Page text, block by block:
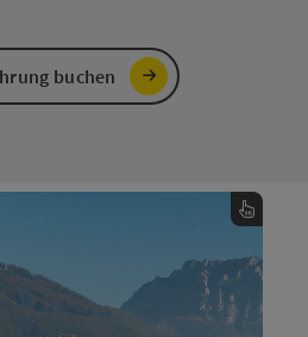
buchen
| Austria Guide
Zu den Guides